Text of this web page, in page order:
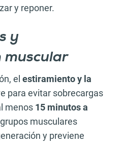
y reponer.
y
muscular
el estiramiento y la
para evitar sobrecargas
menos 15 minutos a
musculares
y previene